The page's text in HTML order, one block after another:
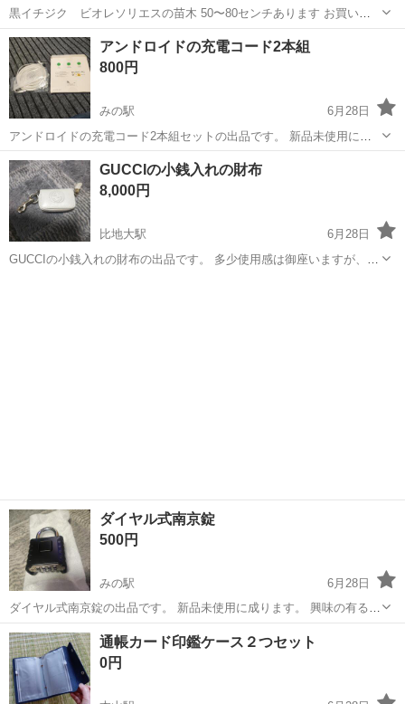
黒イチジク ビオレソリエスの苗木 50〜80センチあります お買い得
な割引もあります
香川 三豊市 その他
アンドロイドの充電コード2本組
800円
みの駅
6月28日
アンドロイドの充電コード2本組セットの出品です。 新品未使用に成
ります。 コードの長さは大体に成りますが、1本3mから5m位には成る
かと思います。 現物見てから検討して頂いても良いので、宜しく検討
お願い致します。
香川 三豊市 その他 アンドロイド
GUCCIの小銭入れの財布
8,000円
比地大駅
6月28日
GUCCIの小銭入れの財布の出品です。 多少使用感は御座いますが、ま
ダイヤル式南京錠
500円
みの駅
6月28日
ダイヤル式南京錠の出品です。 新品未使用に成ります。 興味の有る方
宜しく検討お願い致します。
香川 三豊市 みの駅 その他
通帳カード印鑑ケース２つセット
0円